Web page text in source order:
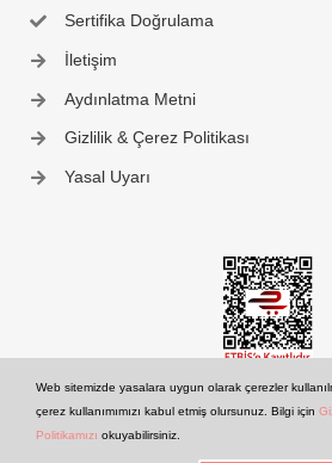
Sertifika Doğrulama
İletişim
Aydınlatma Metni
Gizlilik & Çerez Politikası
Yasal Uyarı
Web sitemizde yasalara uygun olarak çerezler
çerez kullanımımızı kabul etmiş olursunuz. Bilgi için
Politikamızı okuyabilirsiniz.